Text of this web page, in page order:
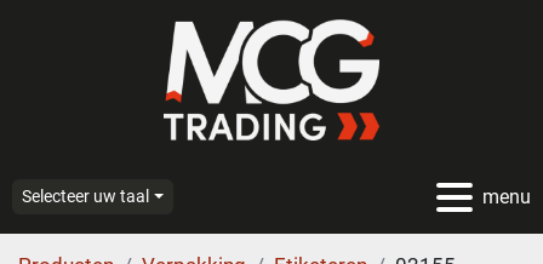
menu
Selecteer uw taal